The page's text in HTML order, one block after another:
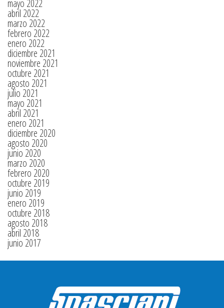
mayo 2022
abril 2022
marzo 2022
febrero 2022
enero 2022
diciembre 2021
noviembre 2021
octubre 2021
agosto 2021
julio 2021
mayo 2021
abril 2021
enero 2021
diciembre 2020
agosto 2020
junio 2020
marzo 2020
febrero 2020
octubre 2019
junio 2019
enero 2019
octubre 2018
agosto 2018
abril 2018
junio 2017